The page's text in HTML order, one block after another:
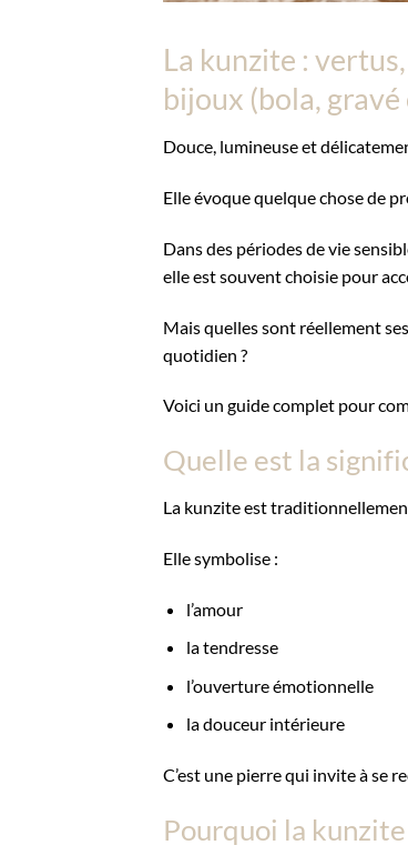
La kunzite :
bijoux (bola,
Douce, lumineuse et
Elle évoque quelque chose de
Dans des périodes de vie
elle est souvent choisie pour
Mais quelles sont réellement
quotidien ?
Voici un guide complet pour
Quelle est la
La kunzite est
Elle symbolise :
l’amour
la tendresse
l’ouverture émotionnelle
la douceur intérieure
C’est une pierre qui invite à se
Pourquoi la